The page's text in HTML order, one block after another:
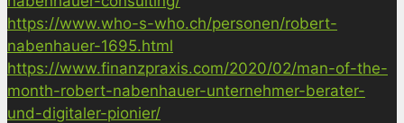
https://www.who-s-who.ch/personen/robert-
nabenhauer-1695.html
https://www.finanzpraxis.com/2020/02/man-of-the-
month-robert-nabenhauer-unternehmer-berater-
und-digitaler-pionier/